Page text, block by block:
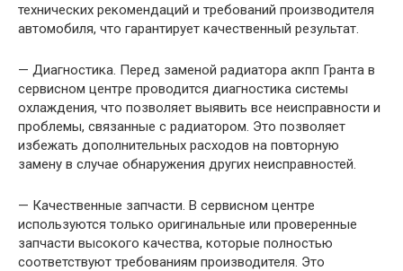
технических рекомендаций и требований производителя
автомобиля, что гарантирует качественный результат.
— Диагностика. Перед заменой радиатора акпп Гранта в
сервисном центре проводится диагностика системы
охлаждения, что позволяет выявить все неисправности и
проблемы, связанные с радиатором. Это позволяет
избежать дополнительных расходов на повторную
замену в случае обнаружения других неисправностей.
— Качественные запчасти. В сервисном центре
используются только оригинальные или проверенные
запчасти высокого качества, которые полностью
соответствуют требованиям производителя. Это